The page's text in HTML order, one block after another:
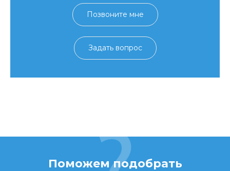
Позвоните мне
Задать вопрос
Поможем подобрать